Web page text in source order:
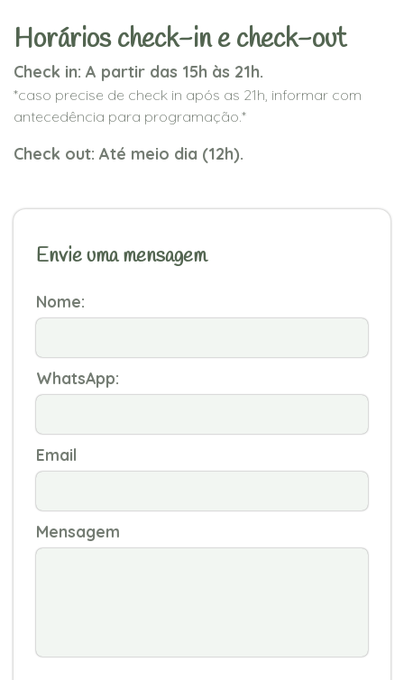
Horários check-in e check-out
Check in: A partir das 15h às 21h.
*caso precise de check in após as 21h, informar com
antecedência para programação.*
Check out: Até meio dia (12h).
Envie uma mensagem
Nome:
WhatsApp:
Email
Mensagem